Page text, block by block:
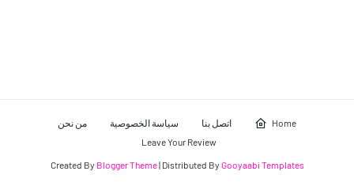
Home اتصل بنا سياسة الخصوصية
من نحن
Leave Your Review
Created By Blogger Theme| Distributed By Gooyaabi Templates